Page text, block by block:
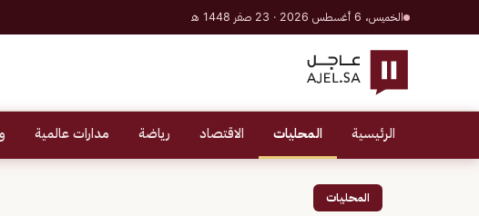
الخميس، 6 أغسطس 2026 · 23 صفر 1448 هـ
الرئيسية المحليات الاقتصاد رياضة مدارات عالمية
المحليات